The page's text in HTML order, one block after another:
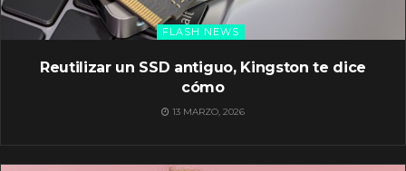
FLASH NEWS
Reutilizar un SSD antiguo, Kingston te dice
cómo
13 MARZO, 2026